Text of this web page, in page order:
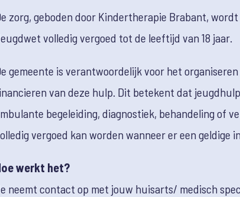
zorg, geboden door Kindertherapie Brabant, wordt
volledig vergoed tot de leeftijd van 18 jaar.
gemeente is verantwoordelijk voor het organiseren
van deze hulp. Dit betekent dat
begeleiding, diagnostiek, behandeling of
vergoed kan worden wanneer er een geldige
werkt het?
neemt contact op met jouw huisarts/ medisch